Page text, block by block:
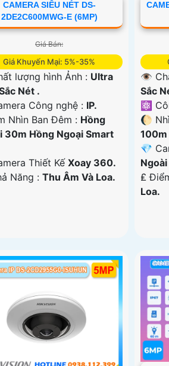
CAMERA SIÊU NÉT DS-
2DE2C600MWG-E (6MP)
Giá Bán:
Giá Khuyến Mại: 5%-35%
lượng hình Ảnh : Ultra
Nét .
Công nghệ : IP.
Nhìn Ban Đêm : Hồng
30m Hồng Ngoại Smart
Thiết KếXoay 360.
Năng :Thu Âm Và Loa.
👁
Sắc
⚛️
🌔
100m
💎
️₤
Loa.